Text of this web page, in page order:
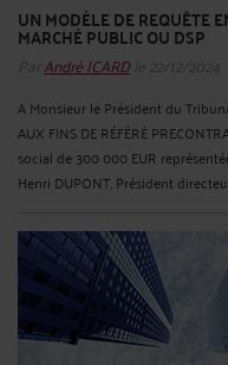
UN MODÈLE DE REQUÊTE
MARCHÉ PUBLIC OU DSP
ParAndré ICARDle 22/12/2024
A Monsieur le Président du
AUX FINS DE RÉFÉRÉ
social de 300 000 EUR
Henri DUPONT, Président